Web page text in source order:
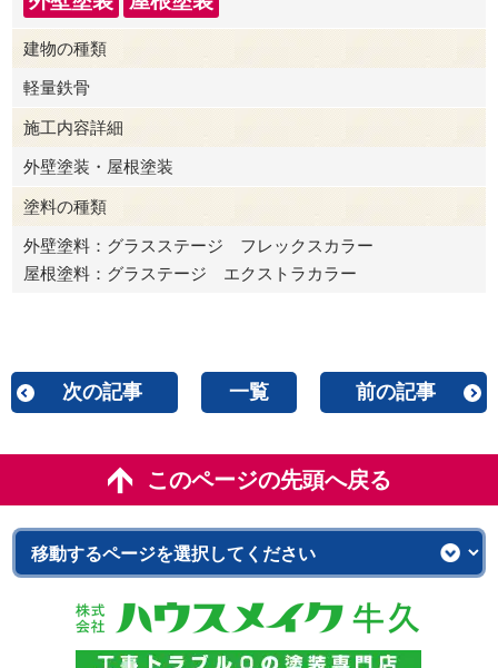
建物の種類
軽量鉄骨
施工内容詳細
外壁塗装・屋根塗装
塗料の種類
外壁塗料：グラスステージ フレックスカラー
屋根塗料：グラステージ エクストラカラー
次の記事 一覧 前の記事
このページの先頭へ戻る